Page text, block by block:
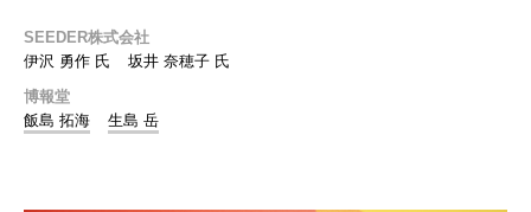
SEEDER株式会社
伊沢 勇作 氏
坂井 奈穂子 氏
博報堂
飯島 拓海
生島 岳